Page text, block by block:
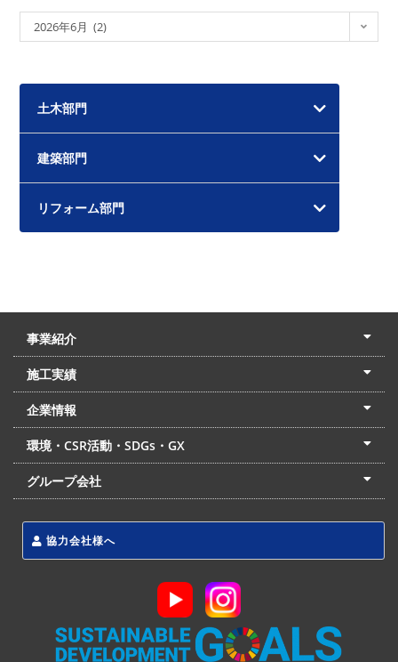
ー
イ
2026年6月 (2)
土木部門
建築部門
リフォーム部門
事業紹介
土木本部
建築本部
PPP・PFI
リフォーム・リノベーション
中村建設の家
施工実績
土木部門
建築部門
リフォーム部門
住宅部門
名古屋支店
東京支店
企業情報
会社概要
経営理念
沿革
リクルート
最新情報
お問合せ
環境・CSR活動・SDGs・GX
LSS流動化処理工法
CSR・SDGs・GX
発電事業
次世代ZEBオフィス
グループ会社
協力会社様へ